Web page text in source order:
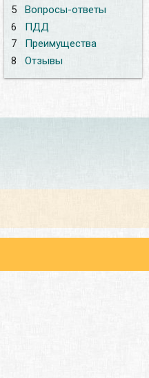
5
Вопросы-ответы
6
ПДД
7
Преимущества
8
Отзывы